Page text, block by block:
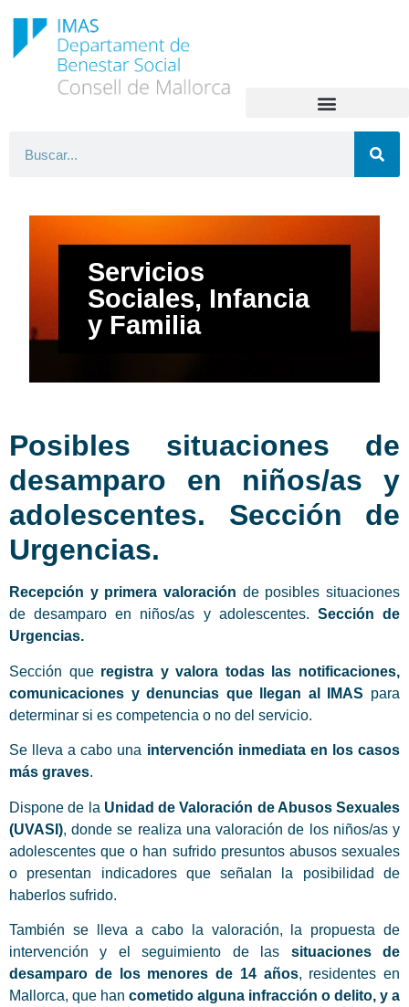
Servicios
Sociales, Infancia
y Familia
Posibles situaciones de
desamparo en niños/as y
adolescentes. Sección de
Urgencias.
Recepción y primera valoración de posibles situaciones
de desamparo en niños/as y adolescentes. Sección de
Urgencias.
Sección que registra y valora todas las notificaciones,
comunicaciones y denuncias que llegan al IMAS para
determinar si es competencia o no del servicio.
Se lleva a cabo una intervención inmediata en los casos
más graves.
Dispone de la Unidad de Valoración de Abusos Sexuales
(UVASI), donde se realiza una valoración de los niños/as y
adolescentes que o han sufrido presuntos abusos sexuales
o presentan indicadores que señalan la posibilidad de
haberlos sufrido.
También se lleva a cabo la valoración, la propuesta de
intervención y el seguimiento de las situaciones de
desamparo de los menores de 14 años, residentes en
Mallorca, que han cometido alguna infracción o delito, y a